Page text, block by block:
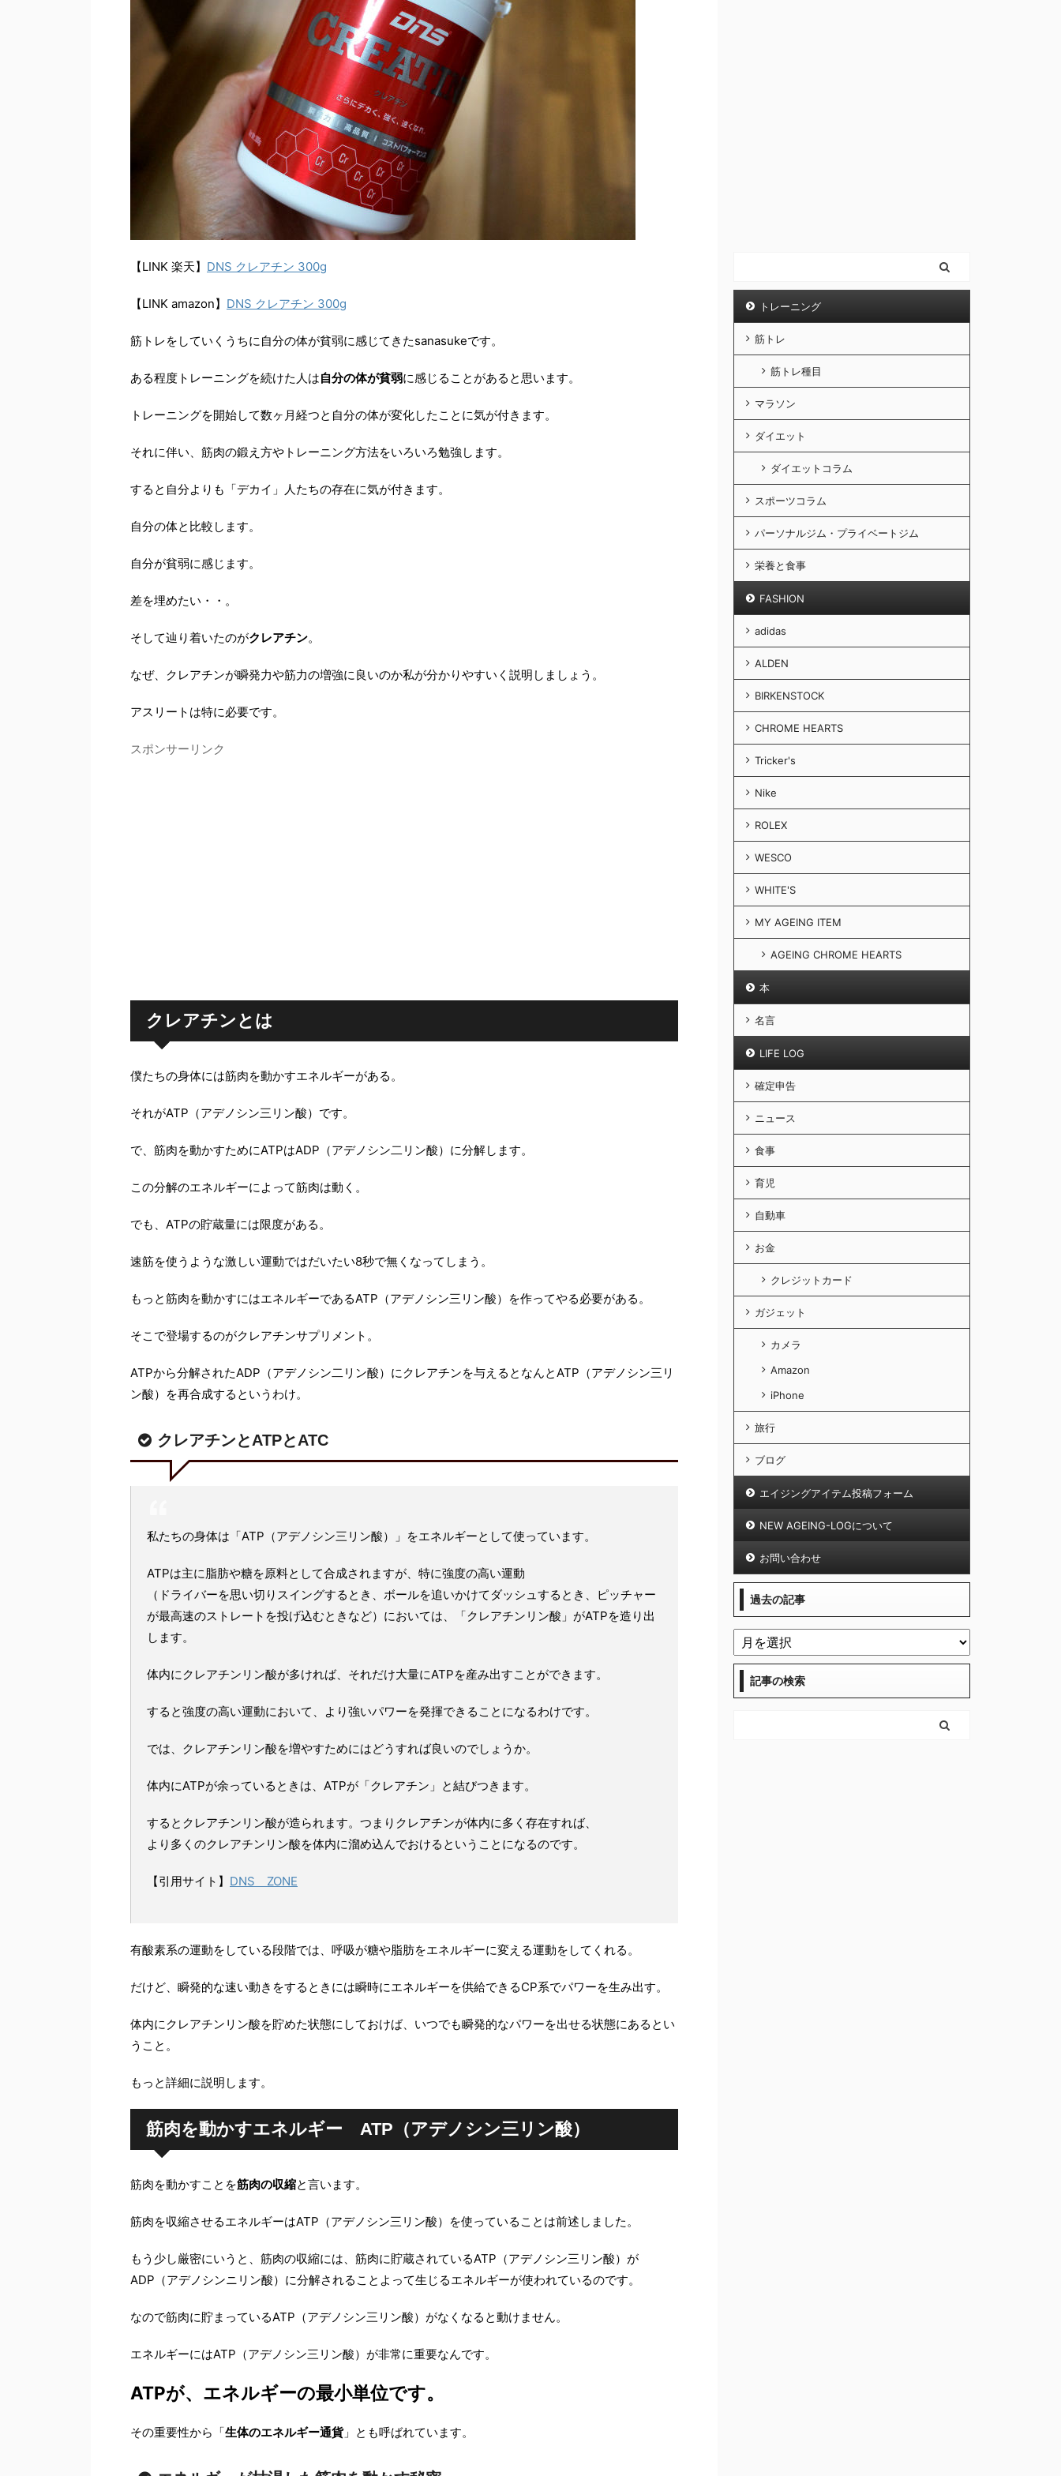
【LINK 楽天】 DNS クレアチン 300g
【LINK amazon】 DNS クレアチン 300g
筋トレをしていくうちに自分の体が貧弱に感じてきたsanasukeです。
ある程度トレーニングを続けた人は自分の体が貧弱に感じることがあると思います。
トレーニングを開始して数ヶ月経つと自分の体が変化したことに気が付きます。
それに伴い、筋肉の鍛え方やトレーニング方法をいろいろ勉強します。
すると自分よりも「デカイ」人たちの存在に気が付きます。
自分の体と比較します。
自分が貧弱に感じます。
差を埋めたい・・。
そして辿り着いたのがクレアチン。
なぜ、クレアチンが瞬発力や筋力の増強に良いのか私が分かりやすいく説明しましょう。
アスリートは特に必要です。
スポンサーリンク
クレアチンとは
僕たちの身体には筋肉を動かすエネルギーがある。
それがATP（アデノシン三リン酸）です。
で、筋肉を動かすためにATPはADP（アデノシン二リン酸）に分解します。
この分解のエネルギーによって筋肉は動く。
でも、ATPの貯蔵量には限度がある。
速筋を使うような激しい運動ではだいたい8秒で無くなってしまう。
もっと筋肉を動かすにはエネルギーであるATP（アデノシン三リン酸）を作ってやる必要がある。
そこで登場するのがクレアチンサプリメント。
ATPから分解されたADP（アデノシン二リン酸）にクレアチンを与えるとなんとATP（アデノシン三リ
ン酸）を再合成するというわけ。
クレアチンとATPとATC
私たちの身体は「ATP（アデノシン三リン酸）」をエネルギーとして使っています。
ATPは主に脂肪や糖を原料として合成されますが、特に強度の高い運動
（ドライバーを思い切りスイングするとき、ボールを追いかけてダッシュするとき、ピッチャー
が最高速のストレートを投げ込むときなど）においては、「クレアチンリン酸」がATPを造り出
します。
体内にクレアチンリン酸が多ければ、それだけ大量にATPを産み出すことができます。
すると強度の高い運動において、より強いパワーを発揮できることになるわけです。
では、クレアチンリン酸を増やすためにはどうすれば良いのでしょうか。
体内にATPが余っているときは、ATPが「クレアチン」と結びつきます。
するとクレアチンリン酸が造られます。つまりクレアチンが体内に多く存在すれば、
より多くのクレアチンリン酸を体内に溜め込んでおけるということになるのです。
【引用サイト】 DNS ZONE
有酸素系の運動をしている段階では、呼吸が糖や脂肪をエネルギーに変える運動をしてくれる。
だけど、瞬発的な速い動きをするときには瞬時にエネルギーを供給できるCP系でパワーを生み出す。
体内にクレアチンリン酸を貯めた状態にしておけば、いつでも瞬発的なパワーを出せる状態にあるとい
うこと。
もっと詳細に説明します。
筋肉を動かすエネルギー ATP（アデノシン三リン酸）
筋肉を動かすことを筋肉の収縮と言います。
筋肉を収縮させるエネルギーはATP（アデノシン三リン酸）を使っていることは前述しました。
もう少し厳密にいうと、筋肉の収縮には、筋肉に貯蔵されているATP（アデノシン三リン酸）が
ADP（アデノシンニリン酸）に分解されることよって生じるエネルギーが使われているのです。
なので筋肉に貯まっているATP（アデノシン三リン酸）がなくなると動けません。
エネルギーにはATP（アデノシン三リン酸）が非常に重要なんです。
ATPが、エネルギーの最小単位です。
その重要性から「生体のエネルギー通貨」とも呼ばれています。
トレーニング
筋トレ
筋トレ種目
マラソン
ダイエット
ダイエットコラム
スポーツコラム
パーソナルジム・プライベートジム
栄養と食事
FASHION
adidas
ALDEN
BIRKENSTOCK
CHROME HEARTS
Tricker's
Nike
ROLEX
WESCO
WHITE'S
MY AGEING ITEM
AGEING CHROME HEARTS
本
名言
LIFE LOG
確定申告
ニュース
食事
育児
自動車
お金
クレジットカード
ガジェット
カメラ
Amazon
iPhone
旅行
ブログ
エイジングアイテム投稿フォーム
NEW AGEING-LOGについて
お問い合わせ
過去の記事
記事の検索